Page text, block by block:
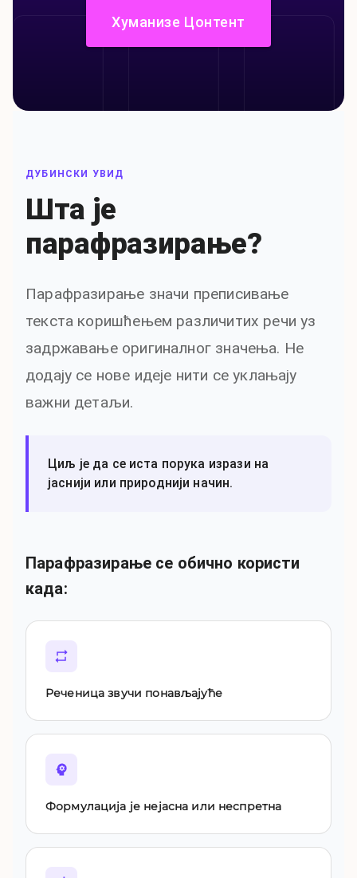
Хуманизе Цонтент
ДУБИНСКИ УВИД
Шта је
парафразирање?
Парафразирање значи преписивање
текста коришћењем различитих речи уз
задржавање оригиналног значења. Не
додају се нове идеје нити се уклањају
важни детаљи.
Циљ је да се иста порука изрази на
јаснији или природнији начин.
Парафразирање се обично користи
када:
Реченица звучи понављајуће
Формулација је нејасна или неспретна